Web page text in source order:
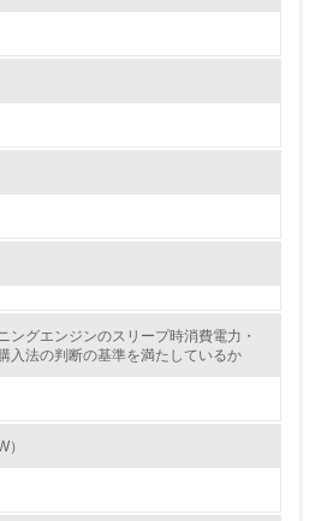
期的に検証して次の活動に活
ングエンジンのスリープ時消費電力・
入法の判断の基準を満たしているか